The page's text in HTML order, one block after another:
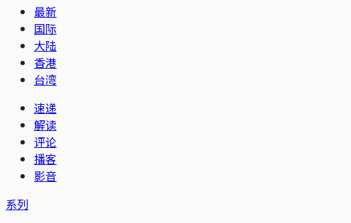
最新
国际
大陆
香港
台湾
速递
解读
评论
播客
影音
系列